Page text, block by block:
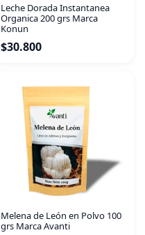
Leche Dorada Instantanea
Organica 200 grs Marca
Konun
$30.800
Melena de León en Polvo 100
grs Marca Avanti